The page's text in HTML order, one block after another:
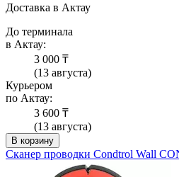
Доставка в Актау
До терминала
в Актау:
3 000 ₸
(13 августа)
Курьером
по Актау:
3 600 ₸
(13 августа)
В корзину
Сканер проводки Condtrol Wall